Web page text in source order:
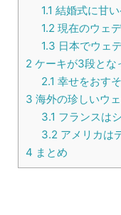
1.1 結婚式に甘
1.2 現在のウェ
1.3 日本でウェ
2 ケーキが3段とな
2.1 幸せをおす
3 海外の珍しいウ
3.1 フランスは
3.2 アメリカは
4 まとめ